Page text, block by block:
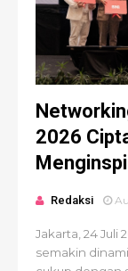
2026
Redaksi
Jakarta, 24 Juli
semakin